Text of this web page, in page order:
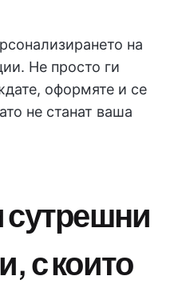
на
Не просто ги
оформяте и се
не станат ваша
с които